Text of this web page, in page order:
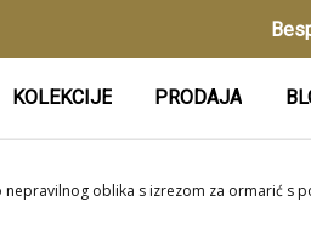
KOLEKCIJE PRODAJA
nepravilnog oblika s izrezom za ormarić s